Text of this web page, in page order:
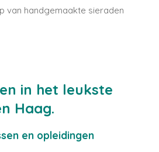
van handgemaakte sieraden
in het leukste
Haag.
en opleidingen